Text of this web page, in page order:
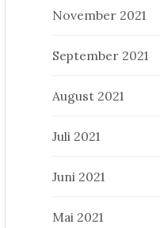
November 2021
September 2021
August 2021
Juli 2021
Juni 2021
Mai 2021